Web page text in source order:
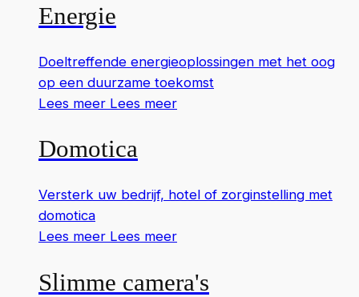
Energie
Doeltreffende energieoplossingen met het oog
op een duurzame toekomst
Lees meer Lees meer
Domotica
Versterk uw bedrijf, hotel of zorginstelling met
domotica
Lees meer Lees meer
Slimme camera's